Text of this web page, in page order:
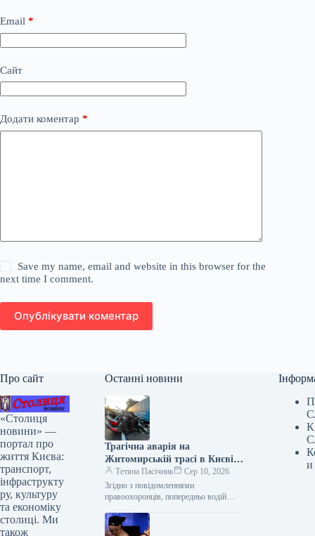
Email *
Сайт
Додати коментар *
Save my name, email and website in this browser for the
next time I comment.
Опублікувати коментар
Про сайт
«Столиця
новини» —
портал про
життя Києва:
транспорт,
інфраструкту
ру, культуру
та економіку
столиці. Ми
також
Останні новини
Трагічна аварія на
Житомирській трасі в Києві:
жертвою стала жінка і
дворічна дитина.
Тетяна Пасічник
Сер 10, 2026
Згідно з повідомленнями
правоохоронців, попередньо водій
понеділок, 10 серпня, приблизно о 5:50
ранку на Житомирському…
и